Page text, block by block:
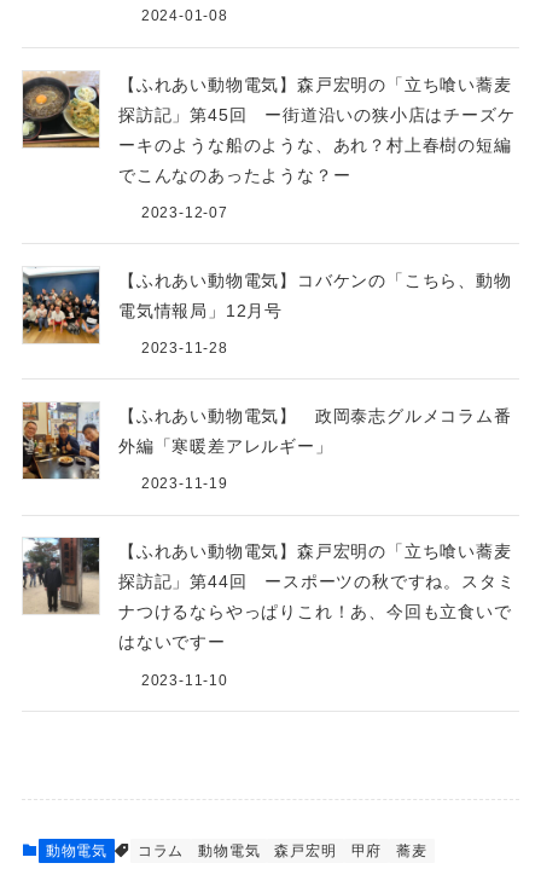
2024-01-08
【ふれあい動物電気】森戸宏明の「立ち喰い蕎麦
探訪記」第45回 ー街道沿いの狭小店はチーズケ
ーキのような船のような、あれ？村上春樹の短編
でこんなのあったような？ー
2023-12-07
【ふれあい動物電気】コバケンの「こちら、動物
電気情報局」12月号
2023-11-28
【ふれあい動物電気】 政岡泰志グルメコラム番
外編「寒暖差アレルギー」
2023-11-19
【ふれあい動物電気】森戸宏明の「立ち喰い蕎麦
探訪記」第44回 ースポーツの秋ですね。スタミ
ナつけるならやっぱりこれ！あ、今回も立食いで
はないですー
2023-11-10
動物電気 コラム 動物電気 森戸宏明 甲府 蕎麦